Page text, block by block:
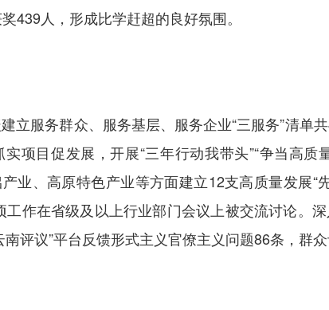
439人，形成比学赶超的良好氛围。
立服务群众、服务基层、服务企业“三服务”清单
项目促发展，开展“三年行动我带头”“争当高
业、高原特色产业等方面建立12支高质量发展“
作在省级及以上行业部门会议上被交流讨论。
评议”平台反馈形式主义官僚主义问题86条，群